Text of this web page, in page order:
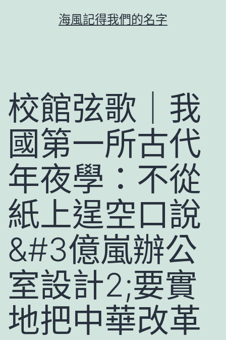
海風記得我們的名字
校館弦歌｜我
國第一所古代
年夜學：不從
紙上逞空口說
&#3億嵐辦公
室設計2;要實
地把中華改革